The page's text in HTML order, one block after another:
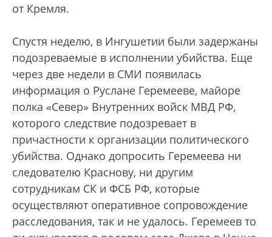
от Кремля.
Спустя неделю, в Ингушетии были задержаны
подозреваемые в исполнении убийства. Еще
через две недели в СМИ появилась
информация о Руслане Геремееве, майоре
полка «Север» Внутренних войск МВД РФ,
которого следствие подозревает в
причастности к организации политического
убийства. Однако допросить Геремеева ни
следователю Краснову, ни другим
сотрудникам СК и ФСБ РФ, которые
осуществляют оперативное сопровождение
расследования, так и не удалось. Геремеев то